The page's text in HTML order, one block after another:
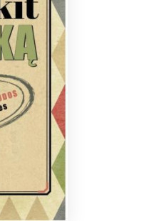
+370 667 80 541
info@elvislab.lt